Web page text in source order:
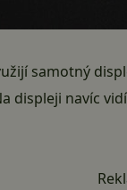
samotný
displeji navíc